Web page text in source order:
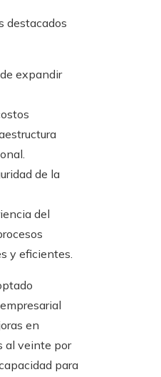
destacados
expandir
de la
del
y eficientes.
en
al veinte por
para